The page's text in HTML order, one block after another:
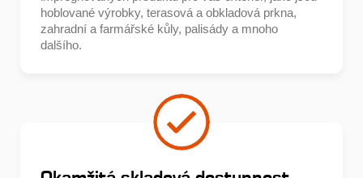
hoblované výrobky, terasová a obkladová prkna,
zahradní a farmářské kůly, palisády a mnoho
dalšího.